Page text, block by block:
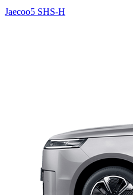
Jaecoo5 SHS-H